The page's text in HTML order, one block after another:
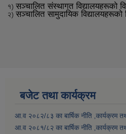
१) सञ्चालित संस्थागत विद्यालयहरूको
२) सञ्चालित सामुदायिक विद्यालयहरूको
बजेट तथा कार्यक्रम
आ.व २०८२/८३ का बार्षिक नीति ,कार्यक्रम
आ.व २०८१/८२ का बार्षिक नीति ,कार्यक्रम